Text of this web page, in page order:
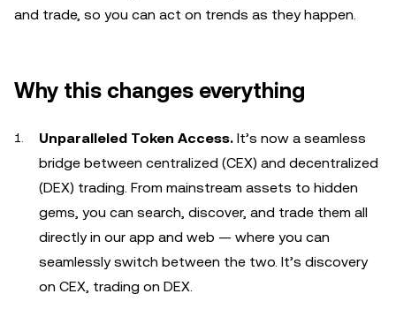
and trade, so you can act on trends as they happen.
Why this changes everything
Unparalleled Token Access. It’s now a seamless
bridge between centralized (CEX) and decentralized
(DEX) trading. From mainstream assets to hidden
gems, you can search, discover, and trade them all
directly in our app and web — where you can
seamlessly switch between the two. It’s discovery
on CEX, trading on DEX.